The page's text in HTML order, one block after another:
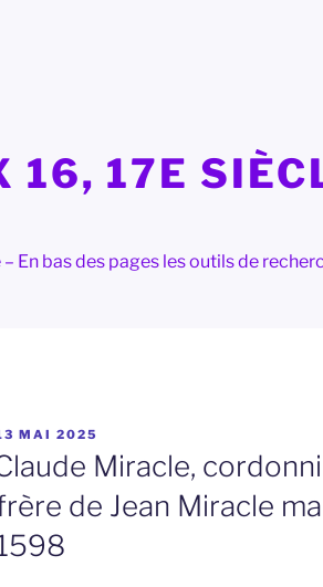
16, 17E
En bas des pages les outils de
LE
MAI 2025
Miracle,
de Jean Miracle